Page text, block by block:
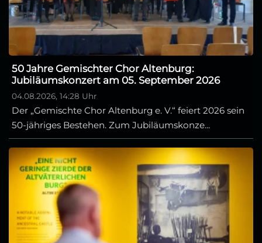
50 Jahre Gemischter Chor Altenburg:
Jubiläumskonzert am 05. September 2026
04.08.2026, 14:28 Uhr
Der „Gemischte Chor Altenburg e. V.“ feiert 2026 sein
50-jähriges Bestehen. Zum Jubiläumskonze...